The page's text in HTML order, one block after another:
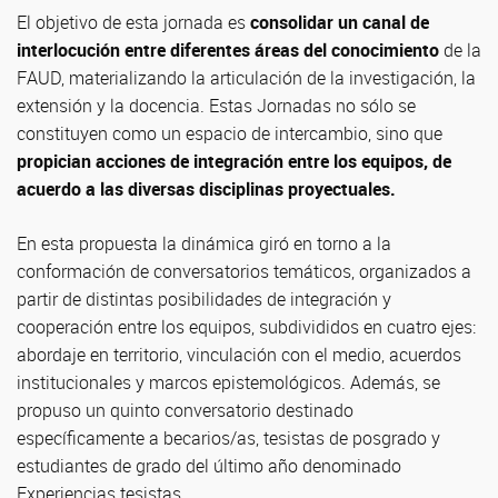
El objetivo de esta jornada esconsolidar un canal de
interlocución entre diferentes áreas del conocimientode la
FAUD, materializando la articulación de la investigación, la
extensión y la docencia. Estas Jornadas no sólo se
constituyen como un espacio de intercambio, sino que
propician acciones de integración entre los equipos, de
acuerdo a las diversas disciplinas proyectuales.
En esta propuesta la dinámica giró en torno a la
conformación de conversatorios temáticos, organizados a
partir de distintas posibilidades de integración y
cooperación entre los equipos, subdivididos en cuatro ejes:
abordaje en territorio, vinculación con el medio, acuerdos
institucionales y marcos epistemológicos. Además, se
propuso un quinto conversatorio destinado
específicamente a becarios/as, tesistas de posgrado y
estudiantes de grado del último año denominado